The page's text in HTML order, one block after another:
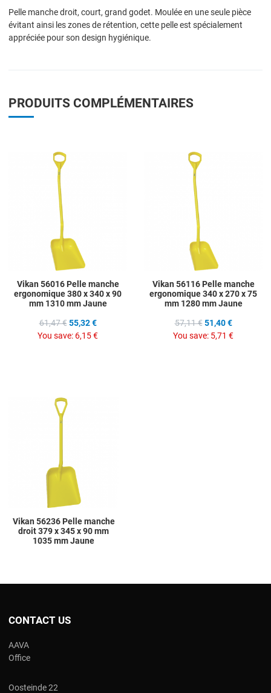
Pelle manche droit, court, grand godet. Moulée en une seule pièce
évitant ainsi les zones de rétention, cette pelle est spécialement
appréciée pour son design hygiénique.
PRODUITS COMPLÉMENTAIRES
Vikan 56016 Pelle manche
ergonomique 380 x 340 x 90
mm 1310 mm Jaune
61,47 € 55,32 €
You save: 6,15 €
Vikan 56116 Pelle manche
ergonomique 340 x 270 x 75
mm 1280 mm Jaune
57,11 € 51,40 €
You save: 5,71 €
Vikan 56236 Pelle manche
droit 379 x 345 x 90 mm
1035 mm Jaune
CONTACT US
AAVA
Office
Oosteinde 22